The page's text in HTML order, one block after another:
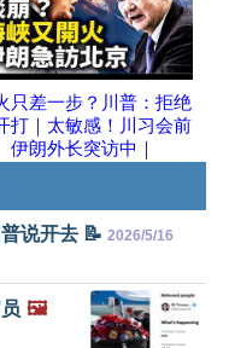
只差一步？川普：拒绝
打｜太敏感！川习会前
伊朗外长突访中｜
说开去 📝 2026/5/16
🖼️